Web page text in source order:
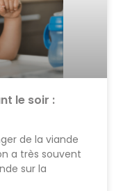
le soir :
de la viande
a très souvent
sur la